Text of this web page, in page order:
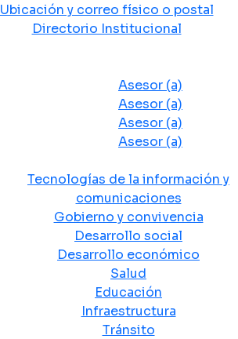
Ubicación y correo físico o postal
Directorio Institucional
Asesor (a)
Asesor (a)
Asesor (a)
Asesor (a)
Tecnologías de la información y
comunicaciones
Gobierno y convivencia
Desarrollo social
Desarrollo económico
Salud
Educación
Infraestructura
Tránsito